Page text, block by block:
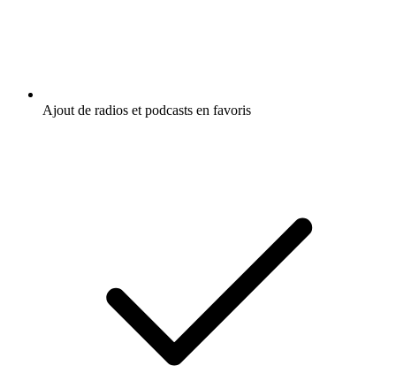
Ajout de radios et podcasts en favoris